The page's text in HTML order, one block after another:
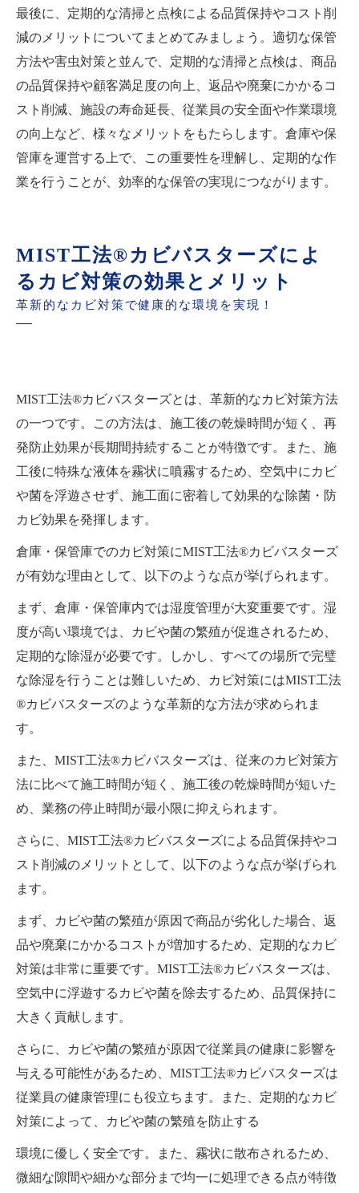
最後に、定期的な清掃と点検による品質保持やコスト削
減のメリットについてまとめてみましょう。適切な保管
方法や害虫対策と並んで、定期的な清掃と点検は、商品
の品質保持や顧客満足度の向上、返品や廃棄にかかるコ
スト削減、施設の寿命延長、従業員の安全面や作業環境
の向上など、様々なメリットをもたらします。倉庫や保
管庫を運営する上で、この重要性を理解し、定期的な作
業を行うことが、効率的な保管の実現につながります。
MIST工法®カビバスターズによ
るカビ対策の効果とメリット
革新的なカビ対策で健康的な環境を実現！
MIST工法®カビバスターズとは、革新的なカビ対策方法
の一つです。この方法は、施工後の乾燥時間が短く、再
発防止効果が長期間持続することが特徴です。また、施
工後に特殊な液体を霧状に噴霧するため、空気中にカビ
や菌を浮遊させず、施工面に密着して効果的な除菌・防
カビ効果を発揮します。
倉庫・保管庫でのカビ対策にMIST工法®カビバスターズ
が有効な理由として、以下のような点が挙げられます。
まず、倉庫・保管庫内では湿度管理が大変重要です。湿
度が高い環境では、カビや菌の繁殖が促進されるため、
定期的な除湿が必要です。しかし、すべての場所で完璧
な除湿を行うことは難しいため、カビ対策にはMIST工法
®カビバスターズのような革新的な方法が求められま
す。
また、MIST工法®カビバスターズは、従来のカビ対策方
法に比べて施工時間が短く、施工後の乾燥時間が短いた
め、業務の停止時間が最小限に抑えられます。
さらに、MIST工法®カビバスターズによる品質保持やコ
スト削減のメリットとして、以下のような点が挙げられ
ます。
まず、カビや菌の繁殖が原因で商品が劣化した場合、返
品や廃棄にかかるコストが増加するため、定期的なカビ
対策は非常に重要です。MIST工法®カビバスターズは、
空気中に浮遊するカビや菌を除去するため、品質保持に
大きく貢献します。
さらに、カビや菌の繁殖が原因で従業員の健康に影響を
与える可能性があるため、MIST工法®カビバスターズは
従業員の健康管理にも役立ちます。また、定期的なカビ
対策によって、カビや菌の繁殖を防止する
環境に優しく安全です。また、霧状に散布されるため、
微細な隙間や細かな部分まで均一に処理できる点が特徴